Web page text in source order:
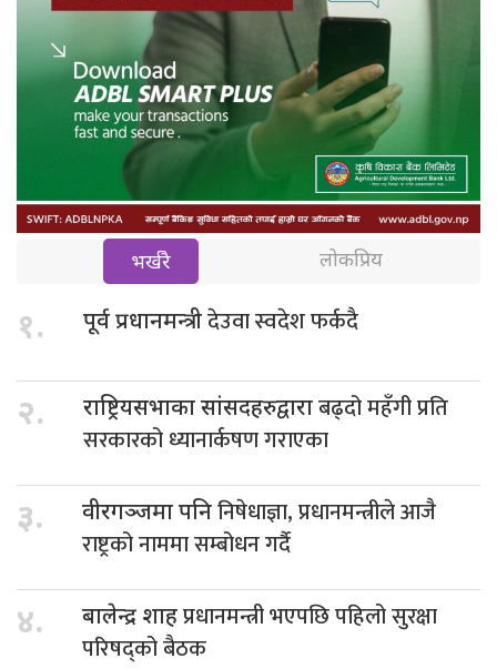
भर्खरै लोकप्रिय
१. पूर्व प्रधानमन्त्रीदेउवा स्वदेश फर्कदै
२. राष्ट्रियसभाका सांसदहरुद्वाराबढ्दो महँगी प्रति
सरकारको ध्यानार्कषण गराएका
३. वीरगञ्जमा पनिनिषेधाज्ञा, प्रधानमन्त्रीले आजै
राष्ट्रको नाममा सम्बोधन गर्दै
४. बालेन्द्र शाहप्रधानमन्त्री भएपछि पहिलो सुरक्षा
परिषद्को बैठक